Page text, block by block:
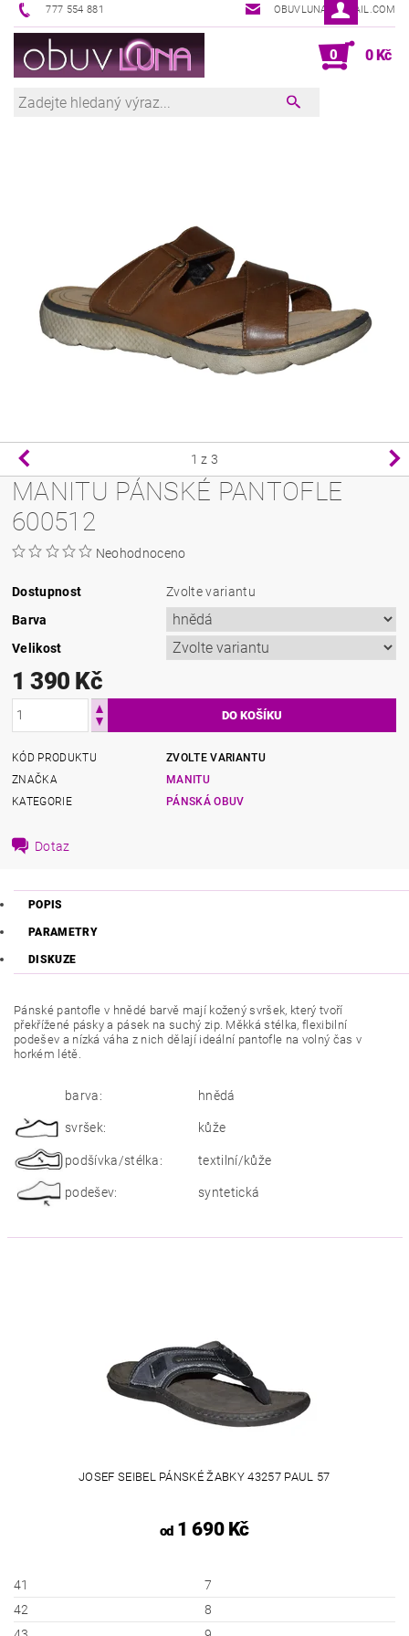
777 554 881 OBUVLUNA@GMAIL.COM
0 0 Kč
1 z 3
MANITU PÁNSKÉ PANTOFLE
600512
Neohodnoceno
Dostupnost
Zvolte variantu
Barva
Velikost
1 390 Kč
KÓD PRODUKTU
ZVOLTE VARIANTU
ZNAČKA
MANITU
KATEGORIE
PÁNSKÁ OBUV
Dotaz
POPIS
PARAMETRY
DISKUZE
Pánské pantofle v hnědé barvě mají kožený svršek, který tvoří
překřížené pásky a pásek na suchý zip. Měkká stélka, flexibilní
podešev a nízká váha z nich dělají ideální pantofle na volný čas v
horkém létě.
barva: hnědá
svršek: kůže
podšívka/stélka: textilní/kůže
podešev: syntetická
JOSEF SEIBEL PÁNSKÉ ŽABKY 43257 PAUL 57
od1 690 Kč
41
7
42
8